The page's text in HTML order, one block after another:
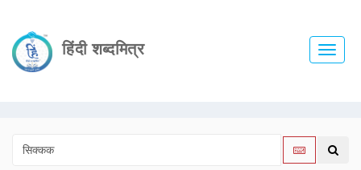
हिंदी शब्दमित्र